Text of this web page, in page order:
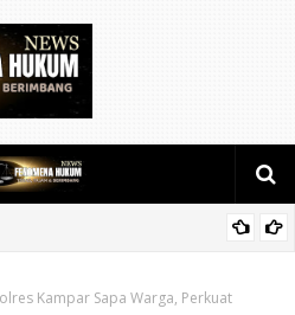
dan Marwah Bumi Melayu
Kampar Sapa Warga, Perkuat